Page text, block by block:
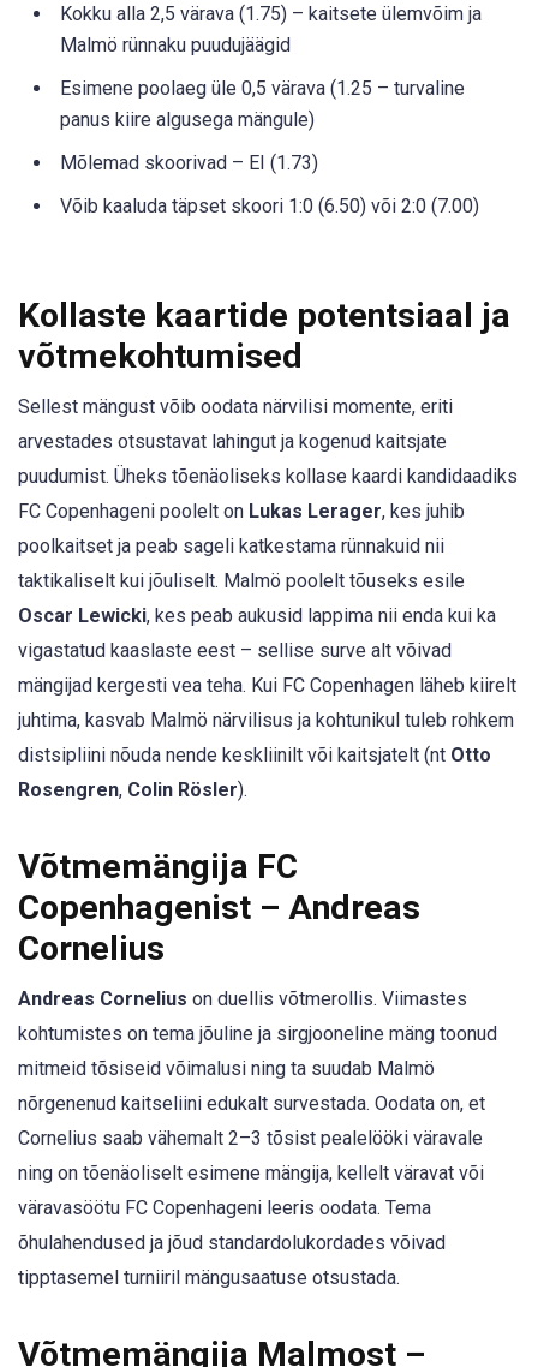
Kokku alla 2,5 värava (1.75) – kaitsete ülemvõim ja
Malmö rünnaku puudujäägid
Esimene poolaeg üle 0,5 värava (1.25 – turvaline
panus kiire algusega mängule)
Mõlemad skoorivad – EI (1.73)
Võib kaaluda täpset skoori 1:0 (6.50) või 2:0 (7.00)
Kollaste kaartide potentsiaal ja
võtmekohtumised
Sellest mängust võib oodata närvilisi momente, eriti
arvestades otsustavat lahingut ja kogenud kaitsjate
puudumist. Üheks tõenäoliseks kollase kaardi kandidaadiks
FC Copenhageni poolelt on Lukas Lerager, kes juhib
poolkaitset ja peab sageli katkestama rünnakuid nii
taktikaliselt kui jõuliselt. Malmö poolelt tõuseks esile
Oscar Lewicki, kes peab aukusid lappima nii enda kui ka
vigastatud kaaslaste eest – sellise surve alt võivad
mängijad kergesti vea teha. Kui FC Copenhagen läheb kiirelt
juhtima, kasvab Malmö närvilisus ja kohtunikul tuleb rohkem
distsipliini nõuda nende keskliinilt või kaitsjatelt (nt Otto
Rosengren, Colin Rösler).
Võtmemängija FC
Copenhagenist – Andreas
Cornelius
Andreas Cornelius on duellis võtmerollis. Viimastes
kohtumistes on tema jõuline ja sirgjooneline mäng toonud
mitmeid tõsiseid võimalusi ning ta suudab Malmö
nõrgenenud kaitseliini edukalt survestada. Oodata on, et
Cornelius saab vähemalt 2–3 tõsist pealelööki väravale
ning on tõenäoliselt esimene mängija, kellelt väravat või
väravasöötu FC Copenhageni leeris oodata. Tema
õhulahendused ja jõud standardolukordades võivad
tipptasemel turniiril mängusaatuse otsustada.
Võtmemängija Malmost –